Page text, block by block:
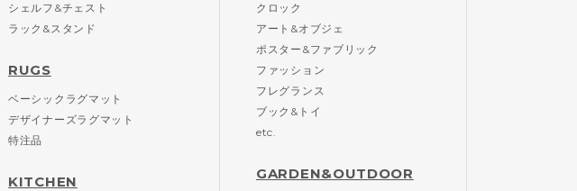
シェルフ&チェスト
ラック&スタンド
RUGS
ベーシックラグマット
デザイナーズラグマット
特注品
KITCHEN
クロック
アート&オブジェ
ポスター&ファブリック
ファッション
フレグランス
ブック&トイ
etc.
GARDEN&OUTDOOR